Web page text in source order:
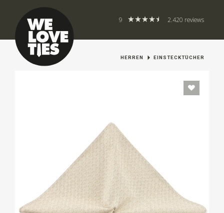
9 2.420 reviews
HERREN EINSTECKTÜCHER